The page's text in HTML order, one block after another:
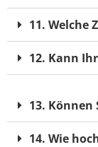
11. Welche
12. Kann
13.
14. Wie